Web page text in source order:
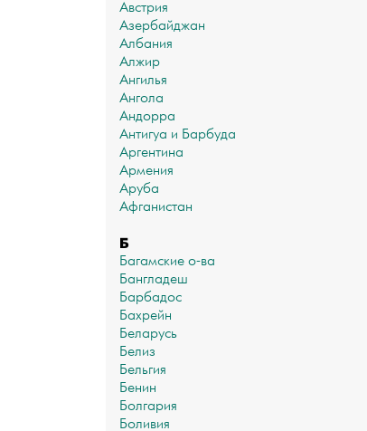
Австрия
Азербайджан
Албания
Алжир
Ангилья
Ангола
Андорра
Антигуа и Барбуда
Аргентина
Армения
Аруба
Афганистан
Б
Багамские о-ва
Бангладеш
Барбадос
Бахрейн
Беларусь
Белиз
Бельгия
Бенин
Болгария
Боливия